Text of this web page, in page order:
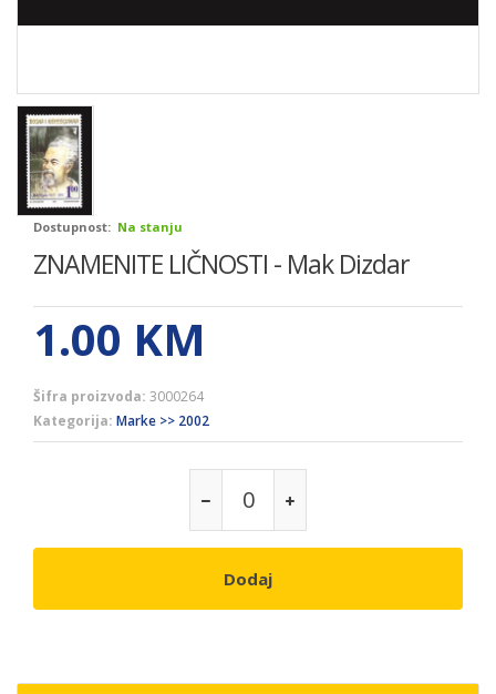
Dostupnost: Na stanju
ZNAMENITE LIČNOSTI - Mak Dizdar
1.00 KM
Šifra proizvoda: 3000264
Kategorija: Marke >> 2002
Dodaj